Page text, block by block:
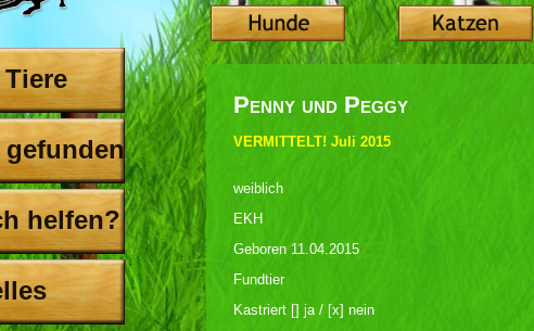
helfen?
Penny und Peggy
VERMITTELT! Juli 2015
weiblich
EKH
Geboren 11.04.2015
Fundtier
Kastriert [] ja / [x] nein